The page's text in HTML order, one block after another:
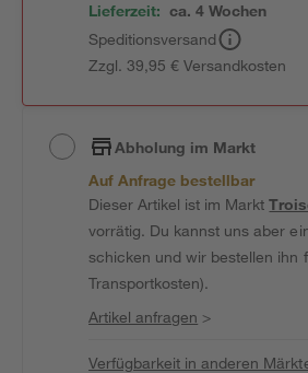
Lieferzeit: ca. 4 Wochen
Speditionsversand
Zzgl. 39,95 € Versandkosten
Abholung im Markt
Auf Anfrage bestellbar
Dieser Artikel ist im Markt
vorrätig. Du kannst uns aber
schicken und wir bestellen ihn
Transportkosten).
Artikel anfragen >
Verfügbarkeit in anderen